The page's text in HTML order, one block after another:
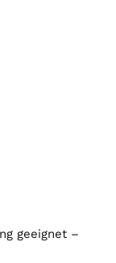
geeignet –